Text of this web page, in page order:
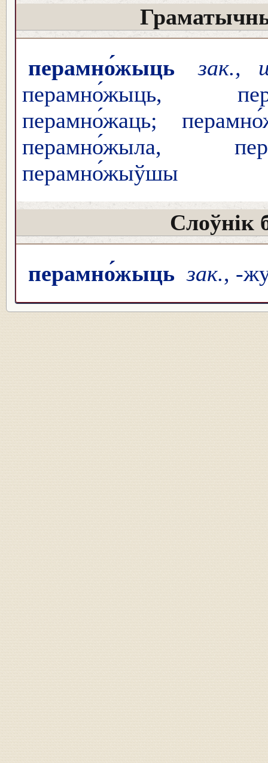
перамно́жыць
зак.,
перамно́жыць,
перамно́жаць;
перамно́жыла,
перамно́жыўшы
Слоўнік
перамно́жыць зак., -